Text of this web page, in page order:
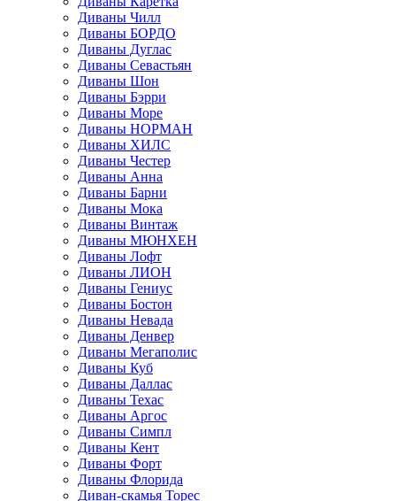
Диваны Чилл
Диваны БОРДО
Диваны Дуглас
Диваны Севастьян
Диваны Шон
Диваны Бэрри
Диваны Море
Диваны НОРМАН
Диваны ХИЛС
Диваны Честер
Диваны Анна
Диваны Барни
Диваны Мока
Диваны Винтаж
Диваны МЮНХЕН
Диваны Лофт
Диваны ЛИОН
Диваны Гениус
Диваны Бостон
Диваны Невада
Диваны Денвер
Диваны Мегаполис
Диваны Куб
Диваны Даллас
Диваны Техас
Диваны Аргос
Диваны Симпл
Диваны Кент
Диваны Форт
Диваны Флорида
Диван-скамья Торес